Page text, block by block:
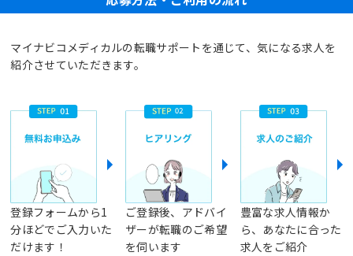
マイナビコメディカルの転職サポートを通じて、気になる求人を
紹介させていただきます。
登録フォームから1
分ほどでご入力いた
だけます！
ご登録後、アドバイ
ザーが転職のご希望
を伺います
豊富な求人情報か
ら、あなたに合った
求人をご紹介